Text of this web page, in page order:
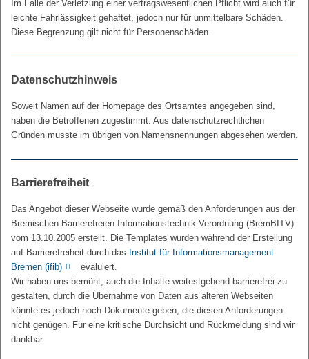
Im Falle der Verletzung einer vertragswesentlichen Pflicht wird auch für
leichte Fahrlässigkeit gehaftet, jedoch nur für unmittelbare Schäden.
Diese Begrenzung gilt nicht für Personenschäden.
Datenschutzhinweis
Soweit Namen auf der Homepage des Ortsamtes angegeben sind,
haben die Betroffenen zugestimmt. Aus datenschutzrechtlichen
Gründen musste im übrigen von Namensnennungen abgesehen werden.
Barrierefreiheit
Das Angebot dieser Webseite wurde gemäß den Anforderungen aus der
Bremischen Barrierefreien Informationstechnik-Verordnung (BremBITV)
vom 13.10.2005 erstellt. Die Templates wurden während der Erstellung
auf Barrierefreiheit durch das Institut für Informationsmanagement
Bremen (ifib)
evaluiert.
Wir haben uns bemüht, auch die Inhalte weitestgehend barrierefrei zu
gestalten, durch die Übernahme von Daten aus älteren Webseiten
könnte es jedoch noch Dokumente geben, die diesen Anforderungen
nicht genügen. Für eine kritische Durchsicht und Rückmeldung sind wir
dankbar.